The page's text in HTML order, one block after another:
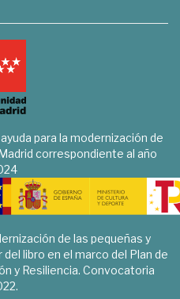
para la modernización de
correspondiente al año
de las pequeñas y
libro en el marco del Plan de
y Resiliencia. Convocatoria